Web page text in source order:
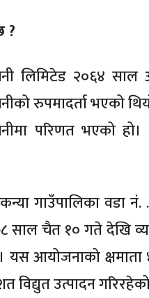
?
लिमिटेड २०६४ साल
रुपमादर्ता भएको
परिणत भएको
गाउँपालिका वडा
साल चैत १० गते देखि
। यस आयोजनाको
विद्युत उत्पादन